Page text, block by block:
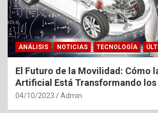
ANÁLISIS NOTICIAS TECNOLOGÍA
El Futuro de la Movilidad: Cómo
Artificial Está Transformando
04/10/2023 Admin